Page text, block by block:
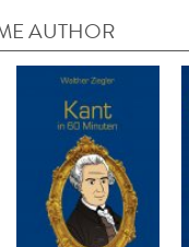
AUTHOR